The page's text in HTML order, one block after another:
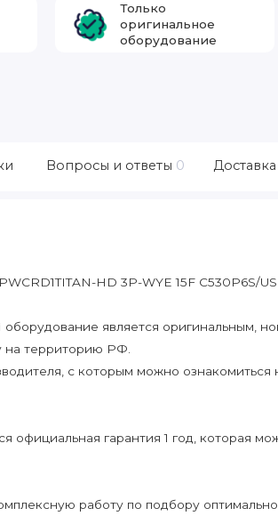
Только
оригинальное
оборудование
Вопросы и ответы 0
HD 3P-WYE 15F C530P6S/US
является оригинальным,
на территорию РФ.
с которым можно ознакомиться
официальная гарантия 1 год, которая
работу по подбору